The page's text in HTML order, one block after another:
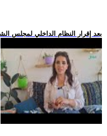
.. بعد إقرار النظام الداخلي لمجلس